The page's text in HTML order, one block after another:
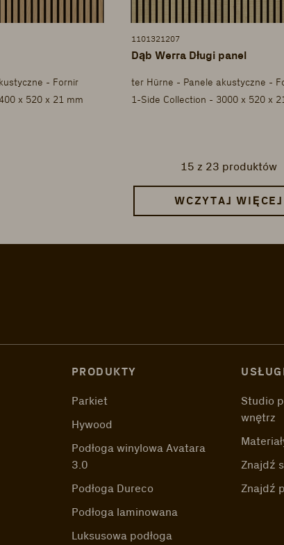
- Fornir
x 520 x 21 mm
1101321207
Dąb Werra Długi panel
ter Hürne - Panele akustyczne -
1-Side Collection - 3000 x 520 x
15 z 23 produktów
WCZYTAJ WIĘCEJ
PRODUKTY
Parkiet
Hywood
Podłoga winylowa Avatara
3.0
Podłoga Dureco
Podłoga laminowana
Luksusowa podłoga
Studio
wnętrz
Znajdź
Znajdź